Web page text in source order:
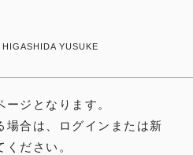
HIGASHIDA YUSUKE
ジとなります。
場合は、ログインまたは新
ださい。